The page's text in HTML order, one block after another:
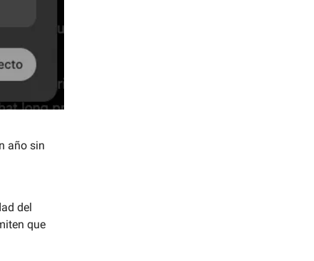
año sin
del
que